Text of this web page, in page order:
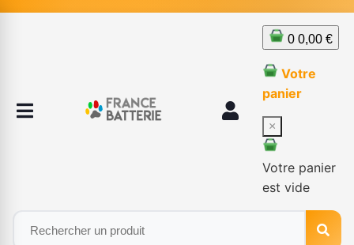
0 0,00 €
Votre
panier
×
Votre panier
est vide